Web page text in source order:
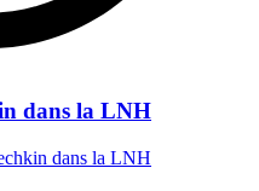
dans la LNH
dans la LNH